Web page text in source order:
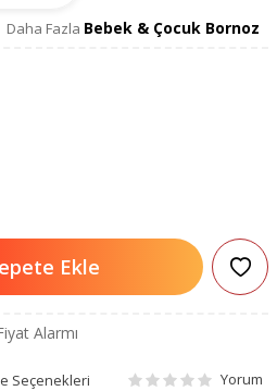
Daha Fazla Bebek & Çocuk Bornoz
Ekle
Alarmı
Seçenekleri Yorum